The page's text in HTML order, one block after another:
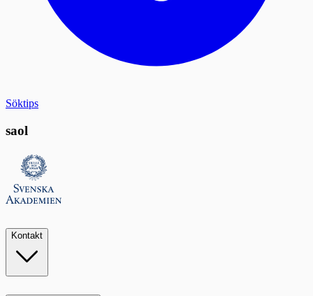
Söktips
saol
Kontakt